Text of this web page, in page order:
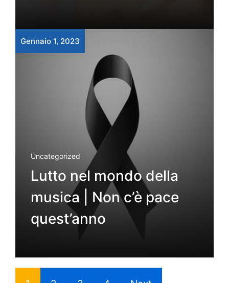
Gennaio 1, 2023
Uncategorized
Lutto nel mondo della
musica | Non c’è pace
quest’anno